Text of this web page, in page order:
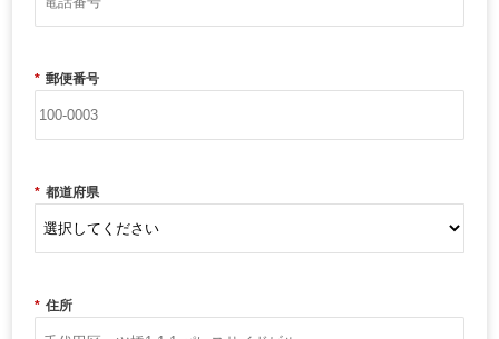
* 郵便番号
* 都道府県
* 住所